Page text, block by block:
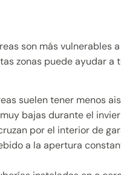
son más vulnerables
zonas puede ayudar a
suelen tener menos
bajas durante el
por el interior de
a la apertura